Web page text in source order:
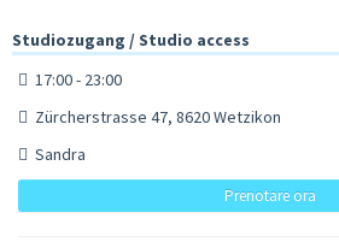
Studiozugang / Studio access
17:00 - 23:00
Zürcherstrasse 47, 8620 Wetzikon
Sandra
Prenotare ora